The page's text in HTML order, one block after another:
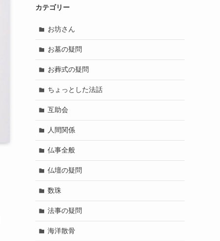
カテゴリー
お坊さん
お墓の疑問
お葬式の疑問
ちょっとした法話
互助会
人間関係
仏事全般
仏壇の疑問
数珠
法事の疑問
海洋散骨